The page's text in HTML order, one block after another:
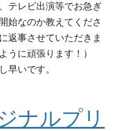
テレビ出演等でお急ぎ
始なのか教えてくださ
返事させていただきま
うに頑張ります！）
早いです。
ナルプリ